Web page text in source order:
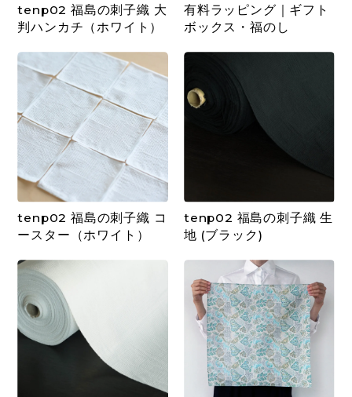
tenp02 福島の刺子織 大
判ハンカチ（ホワイト）
有料ラッピング｜ギフト
ボックス・福のし
tenp02 福島の刺子織 コ
ースター（ホワイト）
tenp02 福島の刺子織 生
地 (ブラック)